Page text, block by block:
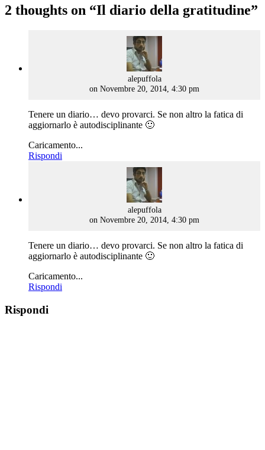
2 thoughts on “Il diario della gratitudine”
alepuffolasays:
on Novembre 20, 2014, 4:30 pm
Tenere un diario… devo provarci. Se non altro la fatica di
aggiornarlo è autodisciplinante 🙂
Caricamento...
Rispondi
alepuffolasays:
on Novembre 20, 2014, 4:30 pm
Tenere un diario… devo provarci. Se non altro la fatica di
aggiornarlo è autodisciplinante 🙂
Caricamento...
Rispondi
Rispondi